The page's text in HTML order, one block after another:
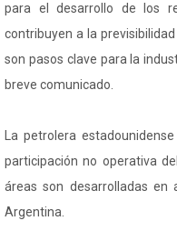
para el desarrollo de los
contribuyen a la
son pasos clave para la
breve comunicado.
La petrolera
participación no operativa
áreas son desarrolladas en
Argentina.